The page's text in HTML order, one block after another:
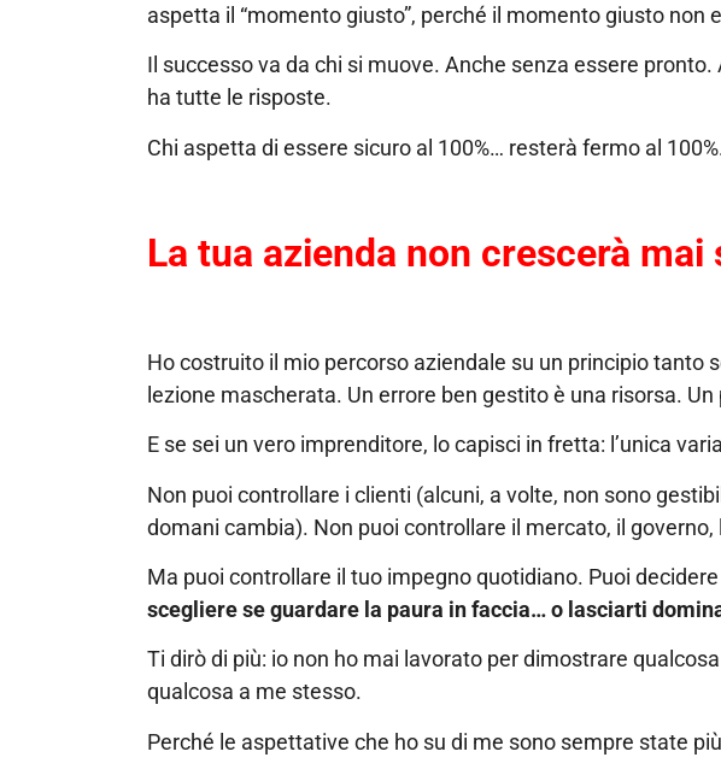
aspetta il “momento giusto”, perché il momento giusto non
Il successo va da chi si muove. Anche senza essere
ha tutte le risposte.
Chi aspetta di essere sicuro al 100%… resterà fermo al
La tua azienda non crescerà
Ho costruito il mio percorso aziendale su un principio tanto
lezione mascherata. Un errore ben gestito è una risorsa.
E se sei un vero imprenditore, lo capisci in fretta: l’unica
Non puoi controllare i clienti (alcuni, a volte, non sono
domani cambia). Non puoi controllare il mercato, il
Ma puoi controllare il tuo impegno quotidiano. Puoi
scegliere se guardare la paura in faccia… o lasciarti
Ti dirò di più: io non ho mai lavorato per dimostrare
qualcosa a me stesso.
Perché le aspettative che ho su di me sono sempre state